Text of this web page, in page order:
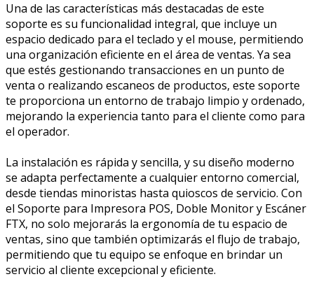
Una de las características más destacadas de este
soporte es su funcionalidad integral, que incluye un
espacio dedicado para el teclado y el mouse, permitiendo
una organización eficiente en el área de ventas. Ya sea
que estés gestionando transacciones en un punto de
venta o realizando escaneos de productos, este soporte
te proporciona un entorno de trabajo limpio y ordenado,
mejorando la experiencia tanto para el cliente como para
el operador.
La instalación es rápida y sencilla, y su diseño moderno
se adapta perfectamente a cualquier entorno comercial,
desde tiendas minoristas hasta quioscos de servicio. Con
el Soporte para Impresora POS, Doble Monitor y Escáner
FTX, no solo mejorarás la ergonomía de tu espacio de
ventas, sino que también optimizarás el flujo de trabajo,
permitiendo que tu equipo se enfoque en brindar un
servicio al cliente excepcional y eficiente.